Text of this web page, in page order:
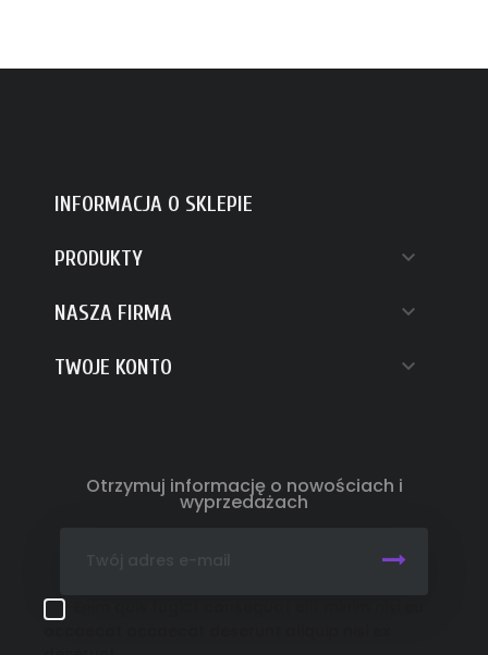
INFORMACJA O SKLEPIE
PRODUKTY 
NASZA FIRMA 
TWOJE KONTO 
Otrzymuj informację o nowościach i
wyprzedażach